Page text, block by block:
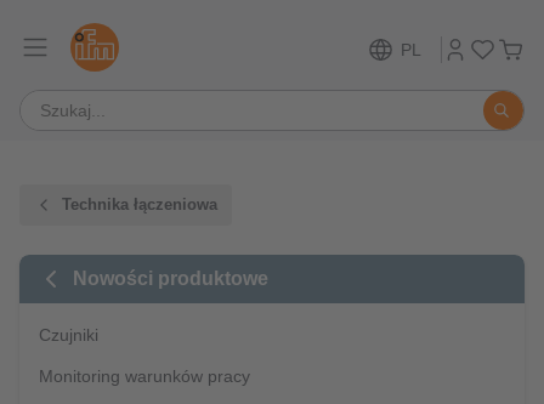
PL
Technika łączeniowa
Nowości produktowe
Czujniki
Monitoring warunków pracy